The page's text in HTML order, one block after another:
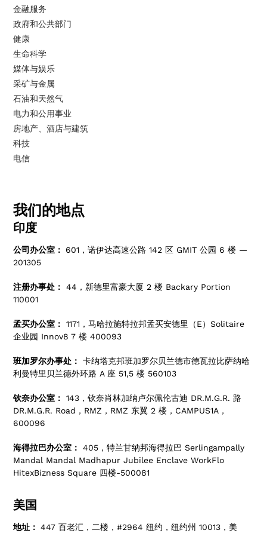
金融服务
政府和公共部门
健康
生命科学
媒体与娱乐
采矿与金属
石油和天然气
电力和公用事业
房地产、酒店与建筑
科技
电信
我们的地点
印度
公司办公室： 601，诺伊达高速公路 142 区 GMIT 公园 6 楼 —
201305
注册办事处：
44，新德里富豪大厦 2 楼 Backary Portion
110001
孟买办公室：
1171，马哈拉施特拉邦孟买安德里（E）Solitaire
企业园 Innov8 7 楼 400093
班加罗尔办事处：
卡纳塔克邦班加罗尔贝兰德市德瓦拉比萨纳哈
利曼特里贝兰德外环路 A 座 51,5 楼 560103
钦奈办公室：
143，钦奈肖林加纳卢尔佩伦古迪 DR.M.G.R. 路
DR.M.G.R. Road，RMZ，RMZ 东翼 2 楼，CAMPUS1A，
600096
海得拉巴办公室：
405，特兰甘纳邦海得拉巴 Serlingampally
Mandal Mandal Madhapur Jubilee Enclave WorkFlo
HitexBizness Square 四楼-500081
美国
地址：447 百老汇，二楼，#2964 纽约，纽约州 10013，美